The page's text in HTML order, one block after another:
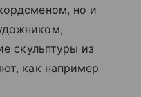
но и
скульптуры из
как например